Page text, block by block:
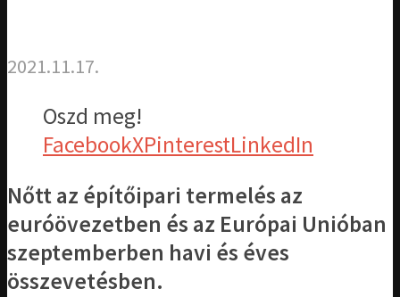
2021.11.17.
Oszd meg!
FacebookXPinterestLinkedIn
Nőtt az építőipari termelés az
euróövezetben és az Európai Unióban
szeptemberben havi és éves
összevetésben.